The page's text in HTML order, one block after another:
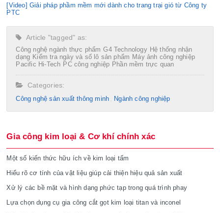
[Video] Giải pháp phầm mềm mới dành cho trang trại gió từ Công ty
PTC
Article "tagged" as:
Công nghệ ngành thực phẩm G4 Technology Hệ thống nhận
dạng Kiểm tra ngày và số lô sản phẩm Máy ảnh công nghiệp
Pacific Hi-Tech PC công nghiệp Phần mềm trực quan
Categories:
Công nghệ sản xuất thông minh Ngành công nghiệp
Gia công kim loại & Cơ khí chính xác
Một số kiến thức hữu ích về kim loại tấm
Hiểu rõ cơ tính của vật liệu giúp cải thiện hiệu quả sản xuất
Xử lý các bề mặt và hình dạng phức tạp trong quá trình phay
Lựa chọn dụng cụ gia công cắt gọt kim loại titan và inconel